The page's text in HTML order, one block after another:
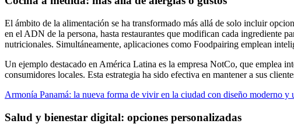
El ámbito de la alimentación se ha transformado más allá de solo incluir
en el ADN de la persona, hasta restaurantes que modifican cada ingrediente
nutricionales. Simultáneamente, aplicaciones como Foodpairing emplean
Un ejemplo destacado en América Latina es la empresa NotCo, que emplea
consumidores locales. Esta estrategia ha sido efectiva en mantener a sus
Armonía Panamá: la nueva forma de vivir en la ciudad con diseño moderno y
Salud y bienestar digital: opciones personalizadas